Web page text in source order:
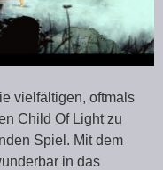
vielfältigen, oftmals
Child Of Light zu
Spiel. Mit dem
in das